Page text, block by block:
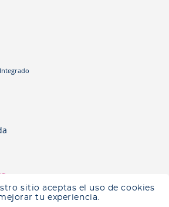
sitio aceptas el uso de cookies
tu experiencia.